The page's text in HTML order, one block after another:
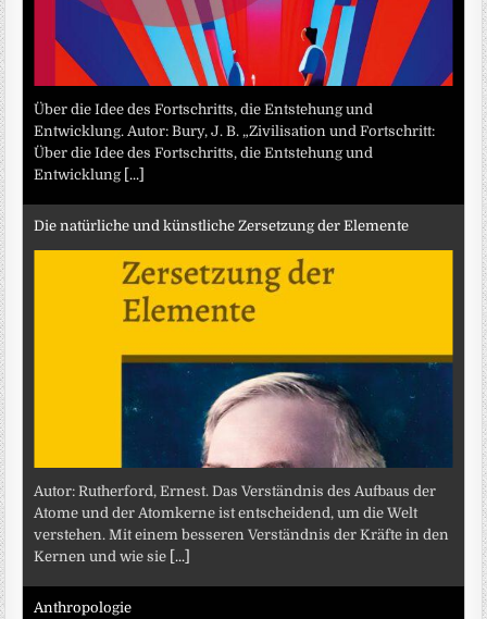
Über die Idee des Fortschritts, die Entstehung und
Entwicklung. Autor: Bury, J. B. „Zivilisation und Fortschritt:
Über die Idee des Fortschritts, die Entstehung und
Entwicklung [...]
Die natürliche und künstliche Zersetzung der Elemente
Autor: Rutherford, Ernest. Das Verständnis des Aufbaus der
Atome und der Atomkerne ist entscheidend, um die Welt
verstehen. Mit einem besseren Verständnis der Kräfte in den
Kernen und wie sie [...]
Anthropologie